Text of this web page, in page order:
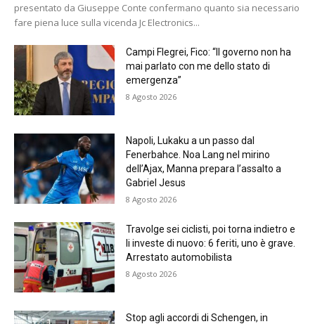
presentato da Giuseppe Conte confermano quanto sia necessario
fare piena luce sulla vicenda Jc Electronics...
Campi Flegrei, Fico: “Il governo non ha
mai parlato con me dello stato di
emergenza”
8 Agosto 2026
Napoli, Lukaku a un passo dal
Fenerbahce. Noa Lang nel mirino
dell’Ajax, Manna prepara l’assalto a
Gabriel Jesus
8 Agosto 2026
Travolge sei ciclisti, poi torna indietro e
li investe di nuovo: 6 feriti, uno è grave.
Arrestato automobilista
8 Agosto 2026
Stop agli accordi di Schengen, in